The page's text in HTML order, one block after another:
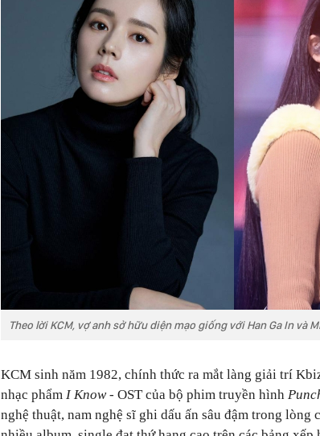
Theo lời KCM, vợ anh sở hữu diện mạo giống với Han Ga In và
KCM sinh năm 1982, chính thức ra mắt làng giải trí
nhạc phẩm I Know- OST của bộ phim truyền hình
nghệ thuật, nam nghệ sĩ ghi dấu ấn sâu đậm trong lòng